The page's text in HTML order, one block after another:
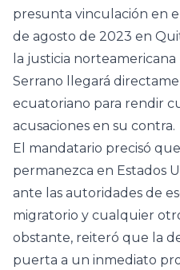
presunta vinculación en
de agosto de 2023 en
la justicia
Serrano llegará
ecuatoriano para rendir
acusaciones en su contra.
El mandatario precisó
permanezca en Estados
ante las autoridades de
migratorio y cualquier
obstante, reiteró que la
puerta a un inmediato